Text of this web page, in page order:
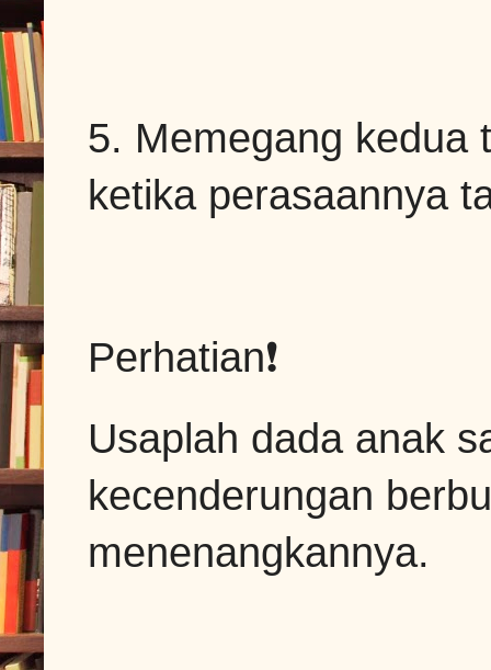
5. Memegang kedua
ketika perasaannya
Perhatian❗
Usaplah dada anak
kecenderungan
menenangkannya.